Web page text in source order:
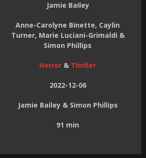
Jamie Bailey
Anne-Carolyne Binette, Caylin
Turner, Marie Luciani-Grimaldi &
Simon Phillips
Horror & Thriller
2022-12-06
Jamie Bailey & Simon Phillips
91 min